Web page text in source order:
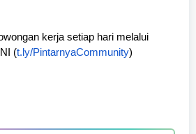
kerja setiap hari melalui
(t.ly/PintarnyaCommunity)